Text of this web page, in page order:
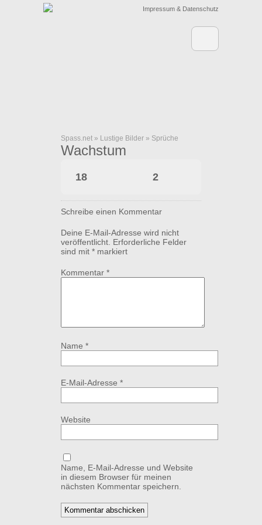
Impressum & Datenschutz
Spass.net » Lustige Bilder » Sprüche
Wachstum
18 2
Schreibe einen Kommentar
Deine E-Mail-Adresse wird nicht
veröffentlicht. Erforderliche Felder
sind mit * markiert
Kommentar *
Name *
E-Mail-Adresse *
Website
Name, E-Mail-Adresse und Website
in diesem Browser für meinen
nächsten Kommentar speichern.